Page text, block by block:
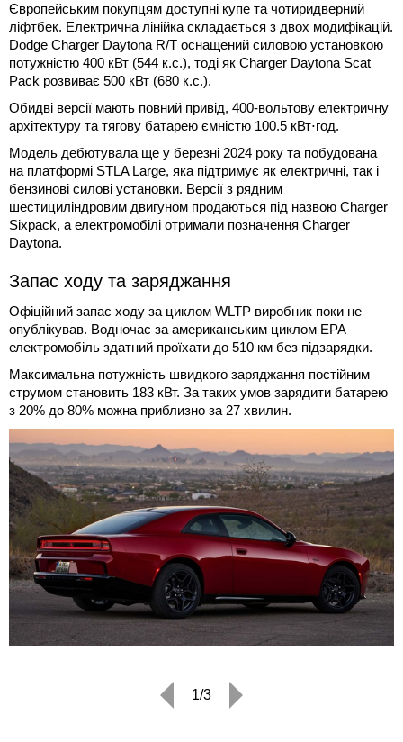
Європейським покупцям доступні купе та чотиридверний
ліфтбек. Електрична лінійка складається з двох модифікацій.
Dodge Charger Daytona R/T оснащений силовою установкою
потужністю 400 кВт (544 к.с.), тоді як Charger Daytona Scat
Pack розвиває 500 кВт (680 к.с.).
Обидві версії мають повний привід, 400-вольтову електричну
архітектуру та тягову батарею ємністю 100.5 кВт⋅год.
Модель дебютувала ще у березні 2024 року та побудована
на платформі STLA Large, яка підтримує як електричні, так і
бензинові силові установки. Версії з рядним
шестициліндровим двигуном продаються під назвою Charger
Sixpack, а електромобілі отримали позначення Charger
Daytona.
Запас ходу та заряджання
Офіційний запас ходу за циклом WLTP виробник поки не
опублікував. Водночас за американським циклом EPA
електромобіль здатний проїхати до 510 км без підзарядки.
Максимальна потужність швидкого заряджання постійним
струмом становить 183 кВт. За таких умов зарядити батарею
з 20% до 80% можна приблизно за 27 хвилин.
1/3